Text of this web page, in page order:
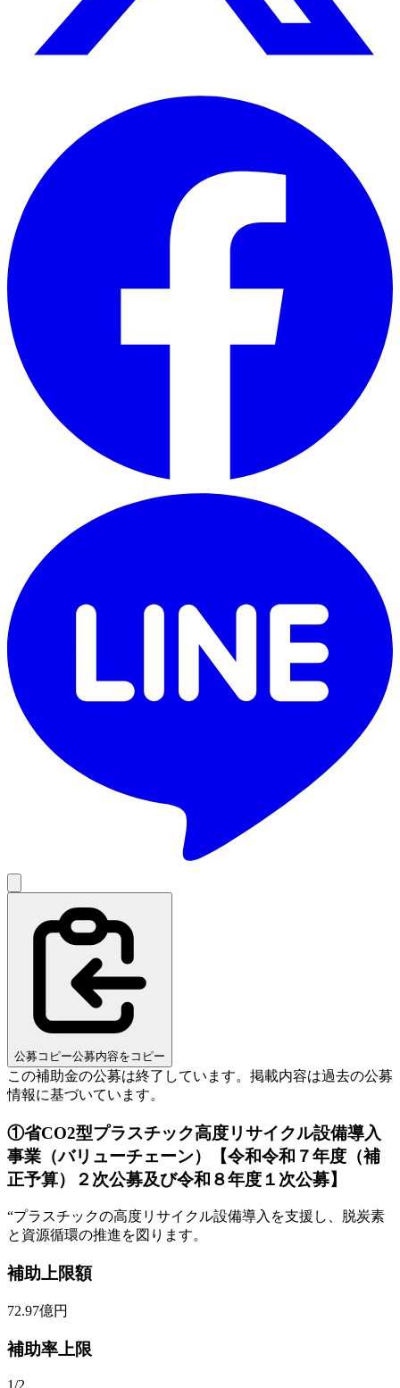
公募コピー公募内容をコピー
この補助金の公募は終了しています。 掲載内容は過去の公募
情報に基づいています。
①省CO2型プラスチック高度リサイクル設備導入
事業（バリューチェーン）【令和令和７年度（補
正予算）２次公募及び令和８年度１次公募】
“プラスチックの高度リサイクル設備導入を支援し、脱炭素
と資源循環の推進を図ります。
補助上限額
72.97億円
補助率上限